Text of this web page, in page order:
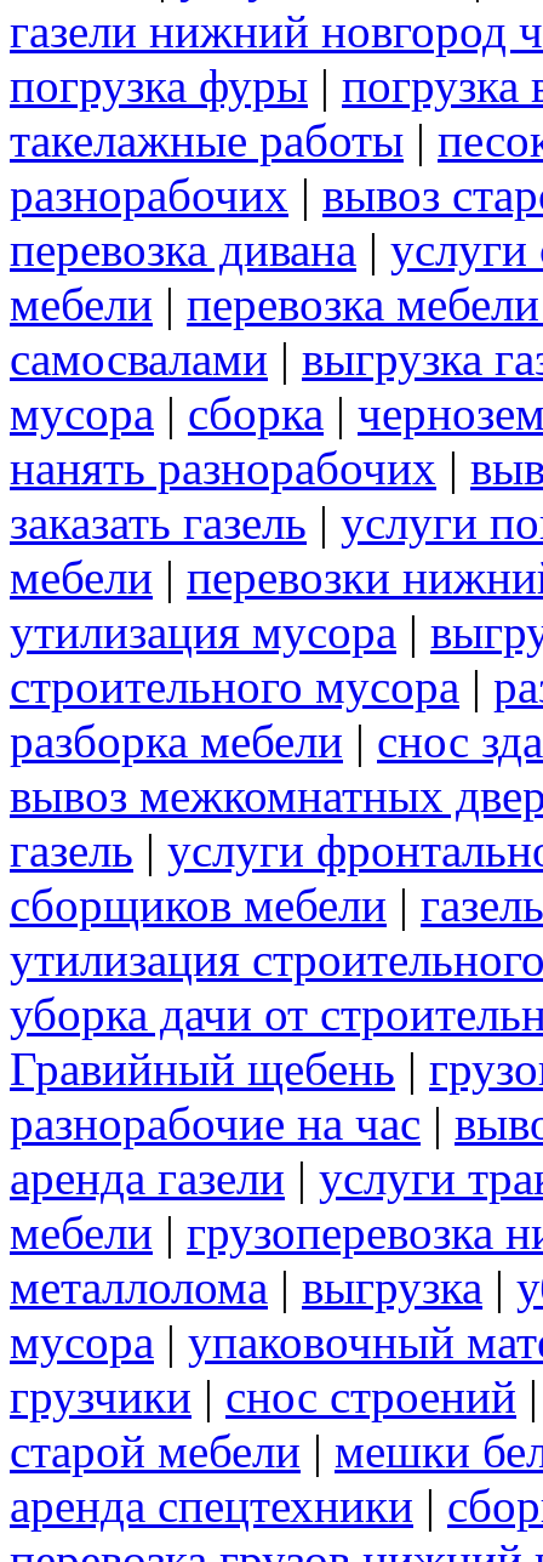
газели нижний новгород
погрузка фуры | погрузка
такелажные работы |
разнорабочих | вывоз
перевозка дивана | услуги
мебели | перевозка
самосвалами | выгрузка
мусора | сборка |
нанять разнорабочих |
заказать газель | услуги
мебели | перевозки
утилизация мусора |
строительного мусора |
разборка мебели | снос
вывоз межкомнатных
газель | услуги
сборщиков мебели |
утилизация
уборка дачи от
Гравийный щебень |
разнорабочие на час |
аренда газели | услуги
мебели | грузоперевозка
металлолома | выгрузка |
мусора | упаковочный
грузчики | снос строений
старой мебели | мешки
аренда спецтехники |